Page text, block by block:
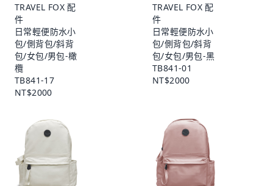
TRAVEL FOX 配
件
日常輕便防水小
包/側背包/斜背
包/女包/男包-橄
欖
TB841-17
NT$2000
TRAVEL FOX 配
件
日常輕便防水小
包/側背包/斜背
包/女包/男包-黑
TB841-01
NT$2000